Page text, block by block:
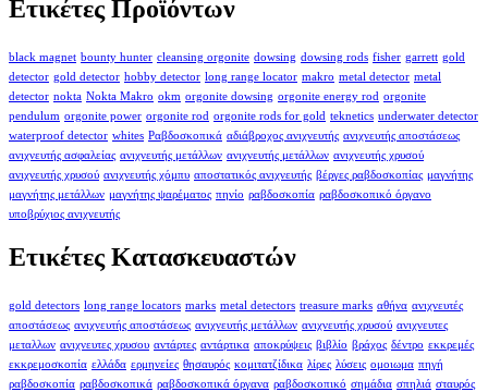
Ετικέτες Προϊόντων
black magnet bounty hunter cleansing orgonite dowsing dowsing rods fisher garrett gold
detector gold detector hobby detector long range locator makro metal detector metal
detector nokta Nokta Makro okm orgonite dowsing orgonite energy rod orgonite
pendulum orgonite power orgonite rod orgonite rods for gold teknetics underwater detector
waterproof detector whites Ραβδοσκοπικά αδιάβροχος ανιχνευτής ανιχνευτής αποστάσεως
ανιχνευτής ασφαλείας ανιχνευτής μετάλλων ανιχνευτής μετάλλων ανιχνευτής χρυσού
ανιχνευτής χρυσού ανιχνευτής χόμπυ αποστατικός ανιχνευτής βέργες ραβδοσκοπίας μαγνήτης
μαγνήτης μετάλλων μαγνήτης ψαρέματος πηνίο ραβδοσκοπία ραβδοσκοπικό όργανο
υποβρύχιος ανιχνευτής
Ετικέτες Κατασκευαστών
gold detectors long range locators marks metal detectors treasure marks αθήνα ανιχνευτές
αποστάσεως ανιχνευτής αποστάσεως ανιχνευτής μετάλλων ανιχνευτής χρυσού ανιχνευτες
μεταλλων ανιχνευτες χρυσου αντάρτες αντάρτικα αποκρύψεις βιβλίο βράχος δέντρο εκκρεμές
εκκρεμοσκοπία ελλάδα ερμηνείες θησαυρός κομιτατζίδικα λίρες λύσεις ομοιωμα πηγή
ραβδοσκοπία ραβδοσκοπικά ραβδοσκοπικά όργανα ραβδοσκοπικό σημάδια σπηλιά σταυρός